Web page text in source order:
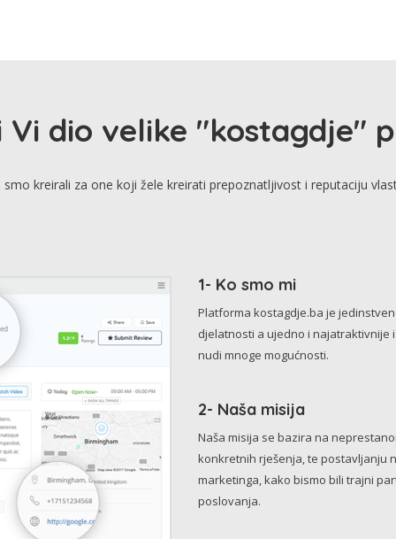
Vi dio velike "kostagdje"
kreirali za one koji žele kreirati prepoznatljivost i reputaciju
1- Ko smo mi
Platforma kostagdje.ba je
djelatnosti a ujedno i najatraktivnije
nudi mnoge mogućnosti.
2- Naša misija
Naša misija se bazira na
konkretnih rješenja, te postavljanju
marketinga, kako bismo bili trajni
poslovanja.